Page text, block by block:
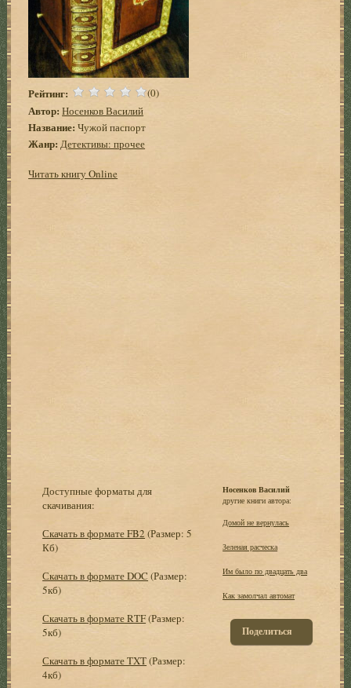
Рейтинг: (0)
Автор: Носенков Василий
Название: Чужой паспорт
Жанр: Детективы: прочее
Читать книгу Online
Доступные форматы для
скачивания:
Скачать в формате FB2 (Размер: 5
Кб)
Скачать в формате DOC (Размер:
5кб)
Скачать в формате RTF(Размер:
5кб)
Скачать в формате TXT(Размер:
4кб)
Носенков Василий
другие книги автора:
Домой не вернулась
Зеленая расческа
Им было по двадцать два
Как замолчал автомат
Поделиться